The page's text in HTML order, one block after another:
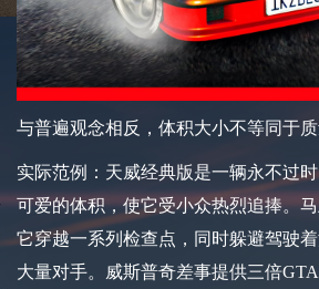
与普遍观念相反，体积大小不等同于质
实际范例：天威经典版是一辆永不过
可爱的体积，使它受小众热烈追捧。
它穿越一系列检查点，同时躲避驾驶
大量对手。威斯普奇差事提供三倍GTA